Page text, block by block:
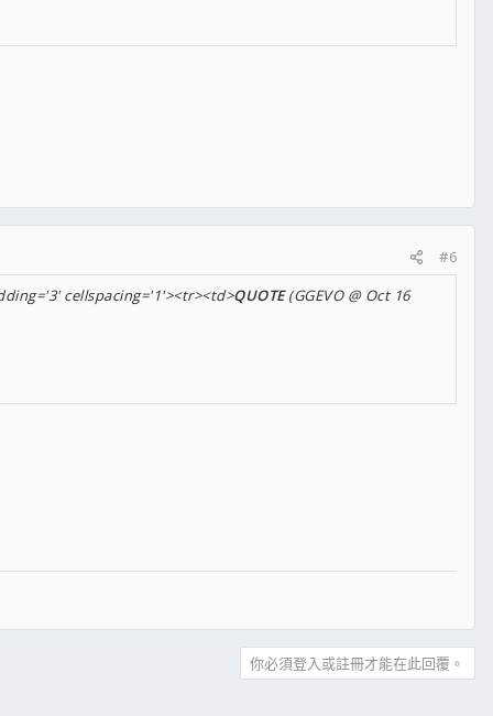
#6
cellspacing='1'><tr><td>QUOTE(GGEVO @ Oct 16
你必須登入或註冊才能在此回覆。